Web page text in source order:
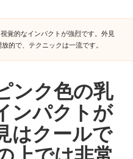
覚的なインパクトが強烈です。外見
的で、テクニックは一流です。
ンク色の乳
ンパクトが
はクールで